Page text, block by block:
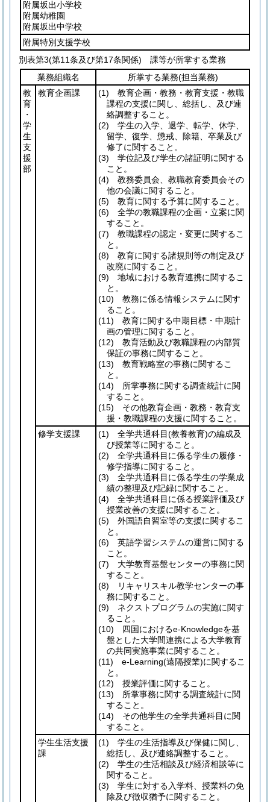
附属坂出小学校
附属幼稚園
附属坂出中学校
附属特別支援学校
別表第3(第11条及び第17条関係) 課等が所掌する業務
業務組織名
所掌する業務(担当業務)
教
育
・
学
生
支
援
部
教育企画課 (1) 教育企画・教務・教育支援・教職
課程の支援に関し、総括し、及び連
絡調整すること。
(2) 学生の入学、退学、転学、休学、
留学、復学、懲戒、除籍、卒業及び
修了に関すること。
(3) 学位記及び学生の諸証明に関する
こと。
(4) 教務委員会、教職教育委員会その
他の会議に関すること。
(5) 教育に関する予算に関すること。
(6) 全学の教職課程の企画・立案に関
すること。
(7) 教職課程の認定・変更に関するこ
と。
(8) 教育に関する諸規則等の制定及び
改廃に関すること。
(9) 地域における教育連携に関するこ
と。
(10) 教務に係る情報システムに関す
ること。
(11) 教育に関する中期目標・中期計
画の管理に関すること。
(12) 教育活動及び教職課程の内部質
保証の事務に関すること。
(13) 教育戦略室の事務に関するこ
と。
(14) 所掌事務に関する調査統計に関
すること。
(15) その他教育企画・教務・教育支
援・教職課程の支援に関すること。
修学支援課
(1) 全学共通科目(教養教育)の編成及
び授業等に関すること。
(2) 全学共通科目に係る学生の履修・
修学指導に関すること。
(3) 全学共通科目に係る学生の学業成
績の整理及び記録に関すること。
(4) 全学共通科目に係る授業評価及び
授業改善の支援に関すること。
(5) 外国語自習室等の支援に関するこ
と。
(6) 英語学習システムの運営に関する
こと。
(7) 大学教育基盤センターの事務に関
すること。
(8) リキャリスキル教学センターの事
務に関すること。
(9) ネクストプログラムの実施に関す
ること。
(10) 四国におけるe-Knowledgeを基
盤とした大学間連携による大学教育
の共同実施事業に関すること。
(11) e-Learning(遠隔授業)に関するこ
と。
(12) 授業評価に関すること。
(13) 所掌事務に関する調査統計に関
すること。
(14) その他学生の全学共通科目に関
すること。
学生生活支援
課
(1) 学生の生活指導及び保健に関し、
総括し、及び連絡調整すること。
(2) 学生の生活相談及び経済相談等に
関すること。
(3) 学生に対する入学料、授業料の免
除及び徴収猶予に関すること。